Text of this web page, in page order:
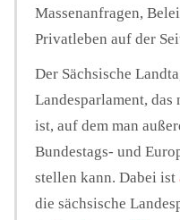
Massenanfragen,
Privatleben auf der
Der Sächsische
Landesparlament,
ist, auf dem man
Bundestags- und
stellen kann. Dabei ist
die sächsische